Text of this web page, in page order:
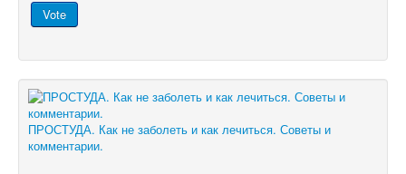
ПРОСТУДА. Как не заболеть и как лечиться. Советы и
комментарии.